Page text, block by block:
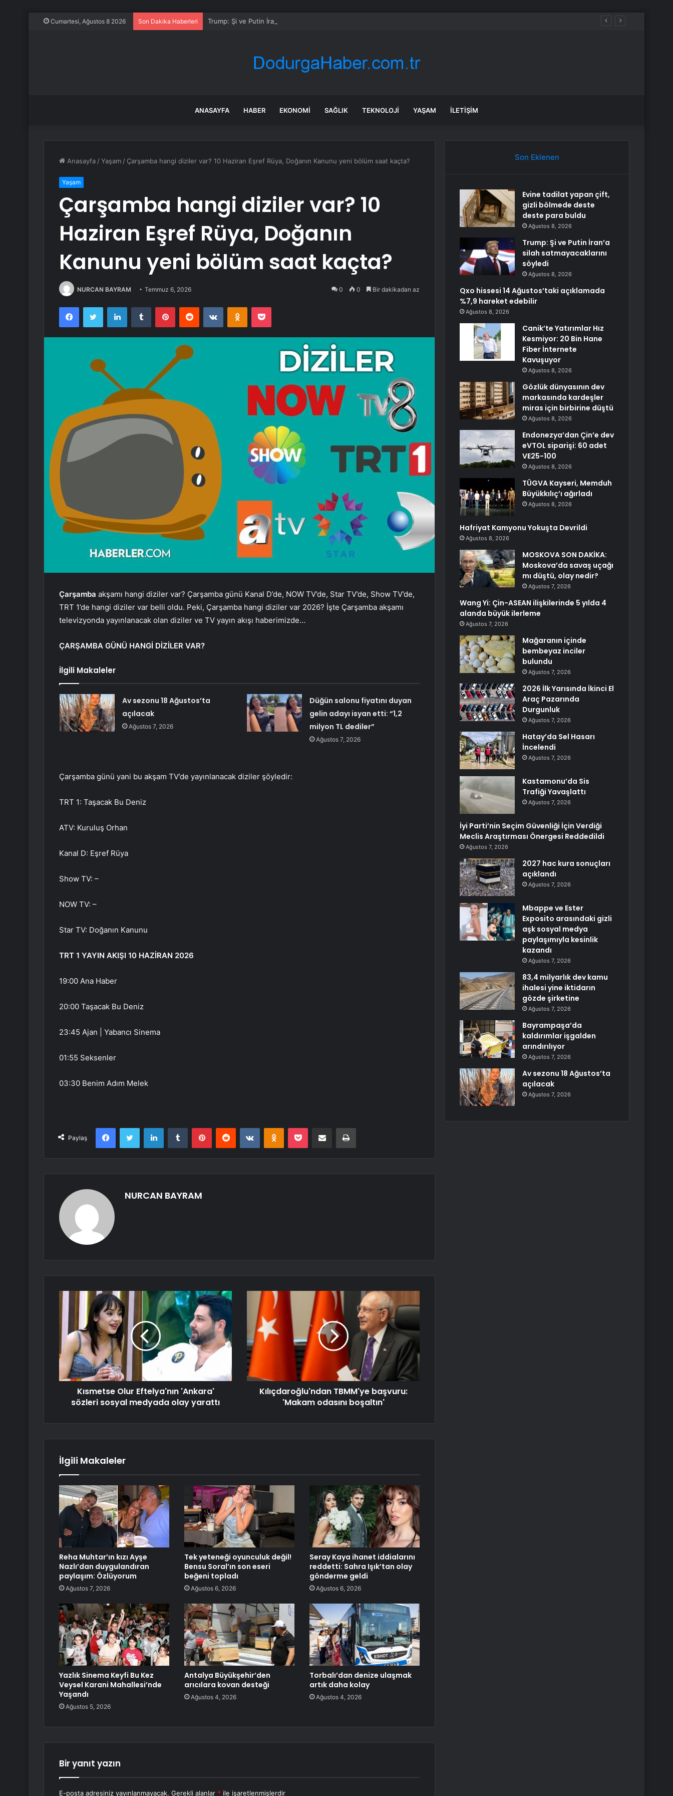
Cumartesi, Ağustos 8 2026 Son Dakika Haberleri Trump: Şi ve Putin İran’a silah satmayacaklarını söyledi
ANASAYFA HABER EKONOMI SAĞLIK TEKNOLOJI YAŞAM İLETIŞIM
Anasayfa /Yaşam / Çarşamba hangi diziler var? 10 Haziran Eşref Rüya, Doğanın Kanunu yeni bölüm saat kaçta?
Yaşam
Çarşamba hangi diziler var? 10
Haziran Eşref Rüya, Doğanın
Kanunu yeni bölüm saat kaçta?
NURCAN BAYRAM Temmuz 6, 2026 0 0 Bir dakikadan az
FacebookTwitter LinkedInTumblr PinterestReddit VKontakteOdnoklassniki
Pocket
Çarşamba akşamı hangi diziler var? Çarşamba günü Kanal D’de, NOW TV’de, Star TV’de, Show TV’de,
TRT 1’de hangi diziler var belli oldu. Peki, Çarşamba hangi diziler var 2026? İşte Çarşamba akşamı
televizyonda yayınlanacak olan diziler ve TV yayın akışı haberimizde…
ÇARŞAMBA GÜNÜ HANGİ DİZİLER VAR?
İlgili Makaleler
Av sezonu 18 Ağustos’ta
açılacak
Ağustos 7, 2026
Düğün salonu fiyatını duyan
gelin adayı isyan etti: “1,2
milyon TL dediler”
Ağustos 7, 2026
Çarşamba günü yani bu akşam TV’de yayınlanacak diziler şöyledir:
TRT 1: Taşacak Bu Deniz
ATV: Kuruluş Orhan
Kanal D: Eşref Rüya
Show TV: –
NOW TV: –
Star TV: Doğanın Kanunu
TRT 1 YAYIN AKIŞI 10 HAZİRAN 2026
19:00 Ana Haber
20:00 Taşacak Bu Deniz
23:45 Ajan | Yabancı Sinema
01:55 Seksenler
03:30 Benim Adım Melek
Paylaş
FacebookTwitter LinkedInTumblr PinterestReddit VKontakteOdnoklassniki
Pocket E-Posta ile paylaş Yazdır
NURCAN BAYRAM
Kısmetse Olur Eftelya'nın 'Ankara'
sözleri sosyal medyada olay yarattı
Kılıçdaroğlu'ndan TBMM'ye başvuru:
'Makam odasını boşaltın'
İlgili Makaleler
Reha Muhtar’ın kızı Ayşe
Nazlı’dan duygulandıran
paylaşım: Özlüyorum
Ağustos 7, 2026
Tek yeteneği oyunculuk değil!
Bensu Soral’ın son eseri
beğeni topladı
Ağustos 6, 2026
Seray Kaya ihanet iddialarını
reddetti: Sahra Işık’tan olay
gönderme geldi
Ağustos 6, 2026
Yazlık Sinema Keyfi Bu Kez
Veysel Karani Mahallesi’nde
Yaşandı
Ağustos 5, 2026
Antalya Büyükşehir’den
arıcılara kovan desteği
Ağustos 4, 2026
Torbalı’dan denize ulaşmak
artık daha kolay
Ağustos 4, 2026
Bir yanıt yazın
E-posta adresiniz yayınlanmayacak. Gerekli alanlar * ile işaretlenmişlerdir
Son Eklenen
Evine tadilat yapan çift,
gizli bölmede deste
deste para buldu
Ağustos 8, 2026
Trump: Şi ve Putin İran’a
silah satmayacaklarını
söyledi
Ağustos 8, 2026
Qxo hissesi 14 Ağustos’taki açıklamada
%7,9 hareket edebilir
Ağustos 8, 2026
Canik’te Yatırımlar Hız
Kesmiyor: 20 Bin Hane
Fiber İnternete
Kavuşuyor
Ağustos 8, 2026
Gözlük dünyasının dev
markasında kardeşler
miras için birbirine düştü
Ağustos 8, 2026
Endonezya’dan Çin’e dev
eVTOL siparişi: 60 adet
VE25-100
Ağustos 8, 2026
TÜGVA Kayseri, Memduh
Büyükkılıç’ı ağırladı
Ağustos 8, 2026
Hafriyat Kamyonu Yokuşta Devrildi
Ağustos 8, 2026
MOSKOVA SON DAKİKA:
Moskova’da savaş uçağı
mı düştü, olay nedir?
Ağustos 7, 2026
Wang Yi: Çin-ASEAN ilişkilerinde 5 yılda 4
alanda büyük ilerleme
Ağustos 7, 2026
Mağaranın içinde
bembeyaz inciler
bulundu
Ağustos 7, 2026
2026 İlk Yarısında İkinci El
Araç Pazarında
Durgunluk
Ağustos 7, 2026
Hatay’da Sel Hasarı
İncelendi
Ağustos 7, 2026
Kastamonu’da Sis
Trafiği Yavaşlattı
Ağustos 7, 2026
İyi Parti’nin Seçim Güvenliği İçin Verdiği
Meclis Araştırması Önergesi Reddedildi
Ağustos 7, 2026
2027 hac kura sonuçları
açıklandı
Ağustos 7, 2026
Mbappe ve Ester
Exposito arasındaki gizli
aşk sosyal medya
paylaşımıyla kesinlik
kazandı
Ağustos 7, 2026
83,4 milyarlık dev kamu
ihalesi yine iktidarın
gözde şirketine
Ağustos 7, 2026
Bayrampaşa’da
kaldırımlar işgalden
arındırılıyor
Ağustos 7, 2026
Av sezonu 18 Ağustos’ta
açılacak
Ağustos 7, 2026